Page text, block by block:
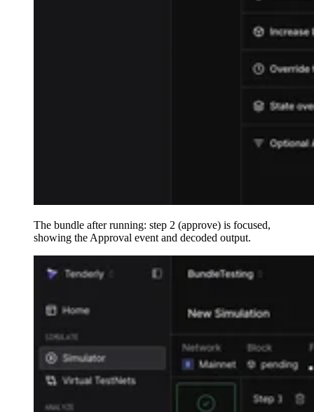
The bundle after running: step 2 (approve) is focused,
showing the Approval event and decoded output.